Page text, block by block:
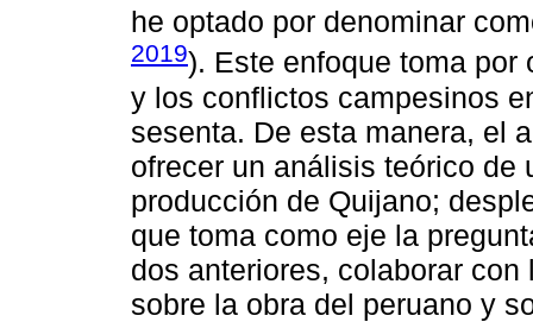
he optado por denominar
2019). Este enfoque toma por
y los conflictos campesinos
sesenta. De esta manera, el
ofrecer un análisis teórico de
producción de Quijano;
que toma como eje la
dos anteriores, colaborar
sobre la obra del peruano y